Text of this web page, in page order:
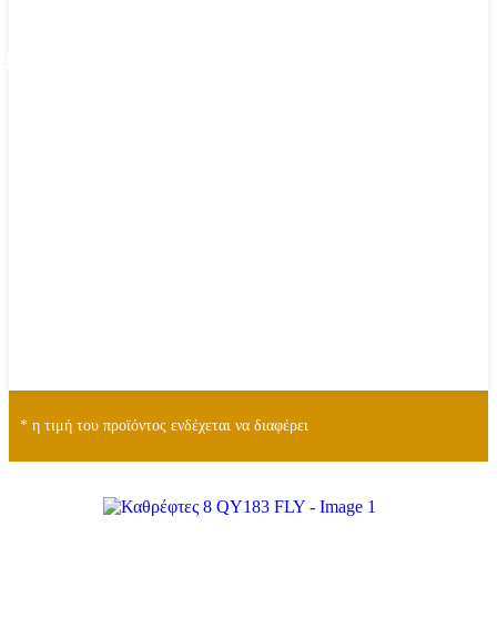
* η τιμή του προϊόντος ενδέχεται να διαφέρει